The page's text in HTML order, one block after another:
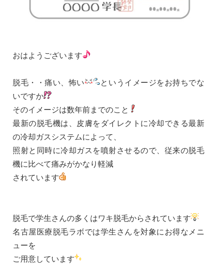
おはようございます
脱毛・・痛い、怖い
というイメージをお持ちでな
いですか
そのイメージは数年前までのこと
最新の脱毛機は、皮膚をダイレクトに冷却できる最新
の冷却ガスシステムによって、
照射と同時に冷却ガスを噴射させるので、従来の脱毛
機に比べて痛みがかなり軽減
されています
脱毛で学生さんの多くはワキ脱毛からされています
名古屋医療脱毛ラボでは学生さんを対象にお得なメニ
ューを
ご用意しています